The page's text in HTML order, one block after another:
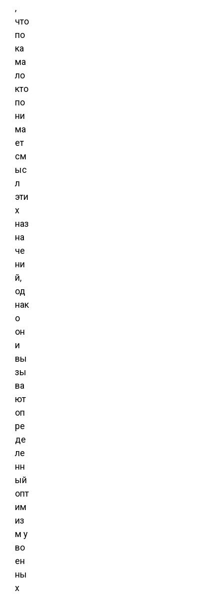
,
что
по
ка
ма
ло
кто
по
ни
ма
ет
см
ыс
л
эти
х
наз
на
че
ни
й,
од
нак
о
он
и
вы
зы
ва
ют
оп
ре
де
ле
нн
ый
опт
им
из
м у
во
ен
ны
х